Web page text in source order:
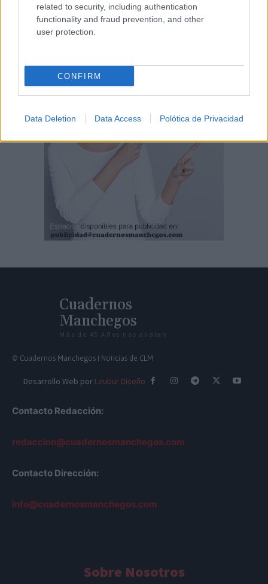
related to security, including authentication
functionality and fraud prevention, and other
user protection.
CONFIRM
Data Deletion Data Access Polótica de Privacidad
Cuadernos
Manchegos
Más de 45 Años nos avalan
© Cuadernos Manchegos | Noticias de CLM
Desarrollo Web por Leubur Diseño
Contacto Redacción:
redaccion@cuadernosmanchegos.com
Contacto Dirección:
info@cuadernosmanchegos.com
Sobre Nosotros